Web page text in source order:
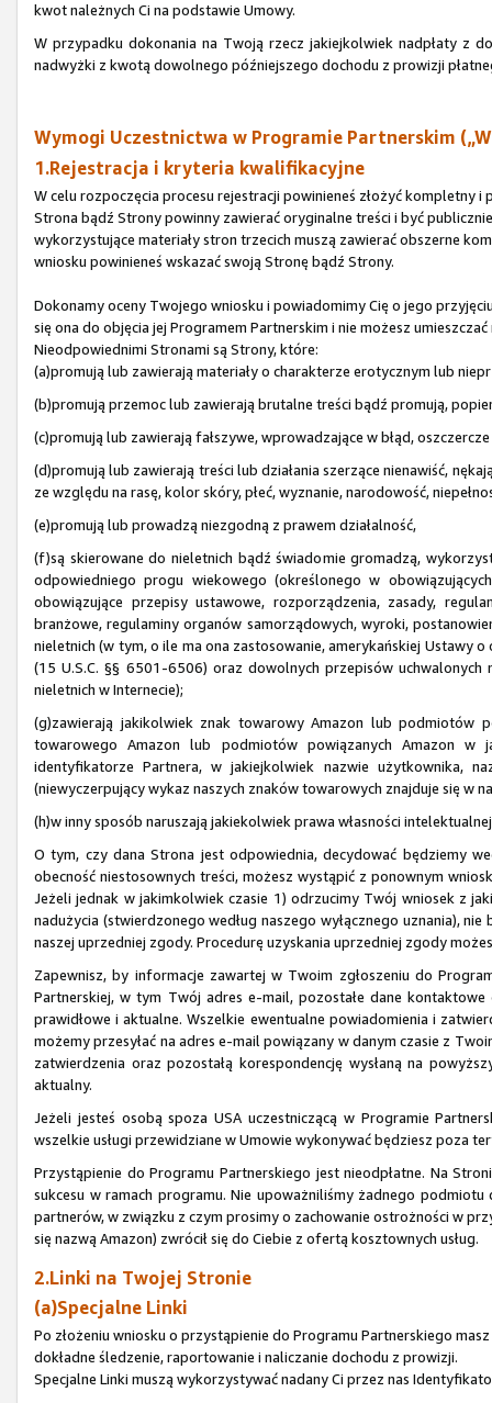
kwot należnych Ci na podstawie Umowy.
W przypadku dokonania na Twoją rzecz jakiejkolwiek nadpłaty z
nadwyżki z kwotą dowolnego późniejszego dochodu z prowizji
Wymogi Uczestnictwa w Programie Partnerskim
1.Rejestracja i kryteria kwalifikacyjne
W celu rozpoczęcia procesu rejestracji powinieneś złożyć kompletny
Strona bądź Strony powinny zawierać oryginalne treści i być
wykorzystujące materiały stron trzecich muszą zawierać obszerne
wniosku powinieneś wskazać swoją Stronę bądź Strony.
Dokonamy oceny Twojego wniosku i powiadomimy Cię o jego
się ona do objęcia jej Programem Partnerskim i nie możesz
Nieodpowiednimi Stronami są Strony, które:
(a)promują lub zawierają materiały o charakterze erotycznym lub
(b)promują przemoc lub zawierają brutalne treści bądź promują,
(c)promują lub zawierają fałszywe, wprowadzające w błąd,
(d)promują lub zawierają treści lub działania szerzące nienawiść,
ze względu na rasę, kolor skóry, płeć, wyznanie, narodowość,
(e)promują lub prowadzą niezgodną z prawem działalność,
(f)są skierowane do nieletnich bądź świadomie gromadzą,
odpowiedniego progu wiekowego (określonego w
obowiązujące przepisy ustawowe, rozporządzenia, zasady,
branżowe, regulaminy organów samorządowych, wyroki,
nieletnich (w tym, o ile ma ona zastosowanie, amerykańskiej Ustawy
(15 U.S.C. §§ 6501-6506) oraz dowolnych przepisów
nieletnich w Internecie);
(g)zawierają jakikolwiek znak towarowy Amazon lub podmiotów
towarowego Amazon lub podmiotów powiązanych Amazon w
identyfikatorze Partnera, w jakiejkolwiek nazwie użytkownika,
(niewyczerpujący wykaz naszych znaków towarowych znajduje się w
(h)w inny sposób naruszają jakiekolwiek prawa własności
O tym, czy dana Strona jest odpowiednia, decydować będziemy
obecność niestosownych treści, możesz wystąpić z ponownym
Jeżeli jednak w jakimkolwiek czasie 1) odrzucimy Twój wniosek z
nadużycia (stwierdzonego według naszego wyłącznego uznania),
naszej uprzedniej zgody. Procedurę uzyskania uprzedniej zgody
Zapewnisz, by informacje zawartej w Twoim zgłoszeniu do
Partnerskiej, w tym Twój adres e-mail, pozostałe dane
prawidłowe i aktualne. Wszelkie ewentualne powiadomienia i
możemy przesyłać na adres e-mail powiązany w danym czasie z
zatwierdzenia oraz pozostałą korespondencję wysłaną na
aktualny.
Jeżeli jesteś osobą spoza USA uczestniczącą w Programie
wszelkie usługi przewidziane w Umowie wykonywać będziesz poza
Przystąpienie do Programu Partnerskiego jest nieodpłatne. Na
sukcesu w ramach programu. Nie upoważniliśmy żadnego
partnerów, w związku z czym prosimy o zachowanie ostrożności w
się nazwą Amazon) zwrócił się do Ciebie z ofertą kosztownych usług.
2.Linki na Twojej Stronie
(a)Specjalne Linki
Po złożeniu wniosku o przystąpienie do Programu Partnerskiego
dokładne śledzenie, raportowanie i naliczanie dochodu z prowizji.
Specjalne Linki muszą wykorzystywać nadany Ci przez nas